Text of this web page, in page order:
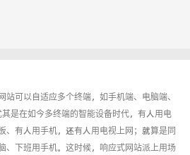
可以自适应多个终端，如手机端、电脑端、
是在如今多终端的智能设备时代，有人用电
、有人用手机，还有人用电视上网；就算是同
、下班用手机。这时候，响应式网站派上用场